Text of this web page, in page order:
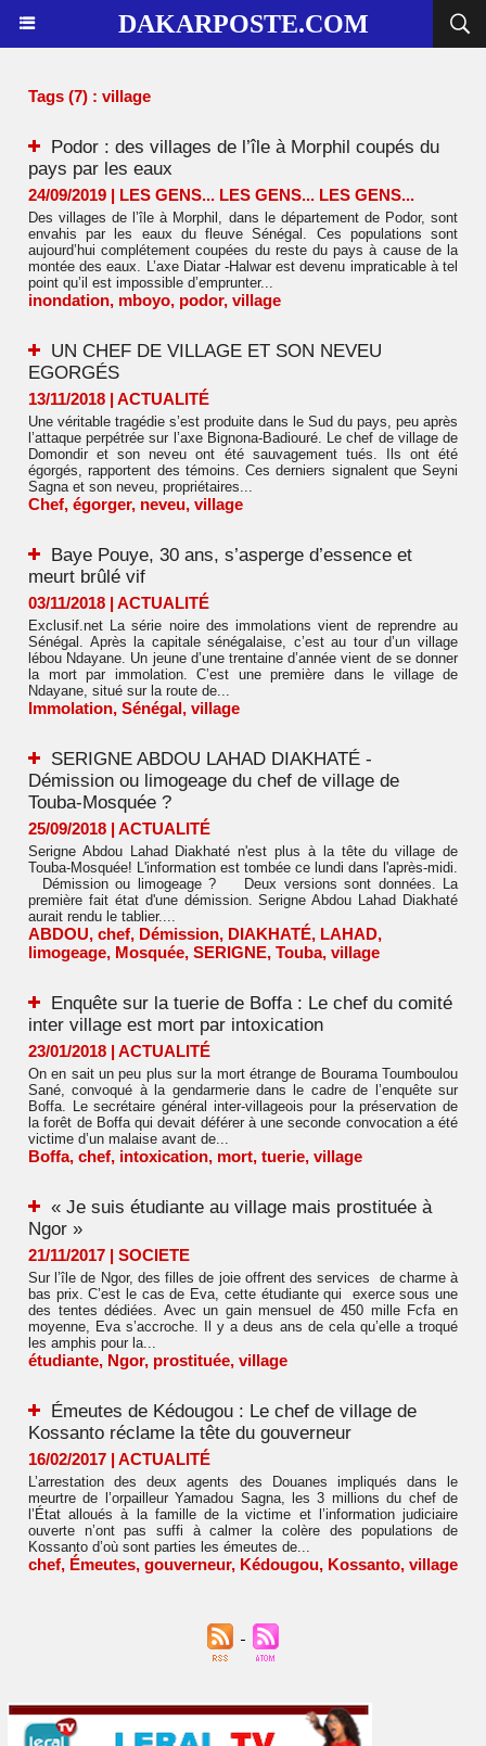
DAKARPOSTE.COM
Tags (7) : village
Podor : des villages de l’île à Morphil coupés du
pays par les eaux
24/09/2019 | LES GENS... LES GENS... LES GENS...
Des villages de l’île à Morphil, dans le département de Podor, sont
envahis par les eaux du fleuve Sénégal. Ces populations sont
aujourd’hui complétement coupées du reste du pays à cause de la
montée des eaux. L’axe Diatar -Halwar est devenu impraticable à tel
point qu’il est impossible d’emprunter...
inondation, mboyo, podor, village
UN CHEF DE VILLAGE ET SON NEVEU
EGORGÉS
13/11/2018 | ACTUALITÉ
Une véritable tragédie s’est produite dans le Sud du pays, peu après
l’attaque perpétrée sur l’axe Bignona-Badiouré. Le chef de village de
Domondir et son neveu ont été sauvagement tués. Ils ont été
égorgés, rapportent des témoins. Ces derniers signalent que Seyni
Sagna et son neveu, propriétaires...
Chef, égorger, neveu, village
Baye Pouye, 30 ans, s’asperge d’essence et
meurt brûlé vif
03/11/2018 | ACTUALITÉ
Exclusif.net La série noire des immolations vient de reprendre au
Sénégal. Après la capitale sénégalaise, c’est au tour d’un village
lébou Ndayane. Un jeune d’une trentaine d’année vient de se donner
la mort par immolation. C’est une première dans le village de
Ndayane, situé sur la route de...
Immolation, Sénégal, village
SERIGNE ABDOU LAHAD DIAKHATÉ -
Démission ou limogeage du chef de village de
Touba-Mosquée ?
25/09/2018 | ACTUALITÉ
Serigne Abdou Lahad Diakhaté n'est plus à la tête du village de
Touba-Mosquée! L'information est tombée ce lundi dans l'après-midi.
Démission ou limogeage ? Deux versions sont données. La
première fait état d'une démission. Serigne Abdou Lahad Diakhaté
aurait rendu le tablier....
ABDOU, chef, Démission, DIAKHATÉ, LAHAD,
limogeage, Mosquée, SERIGNE, Touba, village
Enquête sur la tuerie de Boffa : Le chef du comité
inter village est mort par intoxication
23/01/2018 | ACTUALITÉ
On en sait un peu plus sur la mort étrange de Bourama Toumboulou
Sané, convoqué à la gendarmerie dans le cadre de l’enquête sur
Boffa. Le secrétaire général inter-villageois pour la préservation de
la forêt de Boffa qui devait déférer à une seconde convocation a été
victime d’un malaise avant de...
Boffa, chef, intoxication, mort, tuerie, village
« Je suis étudiante au village mais prostituée à
Ngor »
21/11/2017 | SOCIETE
Sur l’île de Ngor, des filles de joie offrent des services de charme à
bas prix. C’est le cas de Eva, cette étudiante qui exerce sous une
des tentes dédiées. Avec un gain mensuel de 450 mille Fcfa en
moyenne, Eva s’accroche. Il y a deus ans de cela qu’elle a troqué
les amphis pour la...
étudiante, Ngor, prostituée, village
Émeutes de Kédougou : Le chef de village de
Kossanto réclame la tête du gouverneur
16/02/2017 | ACTUALITÉ
L’arrestation des deux agents des Douanes impliqués dans le
meurtre de l’orpailleur Yamadou Sagna, les 3 millions du chef de
l’État alloués à la famille de la victime et l’information judiciaire
ouverte n’ont pas suffi à calmer la colère des populations de
Kossanto d’où sont parties les émeutes de...
chef, Émeutes, gouverneur, Kédougou, Kossanto, village